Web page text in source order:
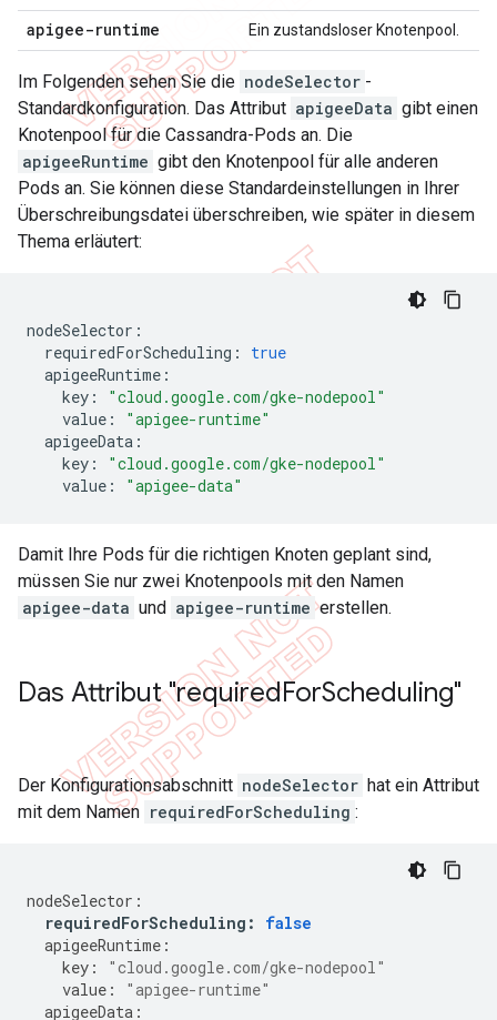
apigee-runtime Ein zustandsloser Knotenpool.
Im Folgenden sehen Sie die nodeSelector -
Standardkonfiguration. Das Attribut apigeeData gibt einen
Knotenpool für die Cassandra-Pods an. Die
apigeeRuntime gibt den Knotenpool für alle anderen
Pods an. Sie können diese Standardeinstellungen in Ihrer
Überschreibungsdatei überschreiben, wie später in diesem
Thema erläutert:
nodeSelector :
requiredForScheduling :
true
apigeeRuntime :
key :
"cloud.google.com/gke-nodepool"
value :
"apigee-runtime"
apigeeData :
key :
"cloud.google.com/gke-nodepool"
value : "apigee-data"
Damit Ihre Pods für die richtigen Knoten geplant sind,
müssen Sie nur zwei Knotenpools mit den Namen
apigee-data und apigee-runtime erstellen.
Das Attribut "requiredForScheduling"
Der Konfigurationsabschnitt nodeSelector hat ein Attribut
mit dem Namen requiredForScheduling :
nodeSelector :
requiredForScheduling :
false
apigeeRuntime :
key :
"cloud.google.com/gke-nodepool"
value :
"apigee-runtime"
apigeeData :